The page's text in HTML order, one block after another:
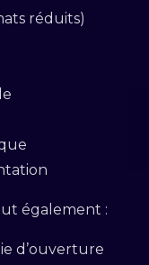
réduits)
également :
d’ouverture